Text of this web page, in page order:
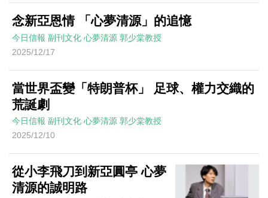
念新亞恩情 「心夢清源」的追憶
今日信報 副刊文化 心夢清源 郭少棠教授
2025/12/17
當世界盃變「特朗普杯」 足球、權力交織的
荒誕劇
今日信報 副刊文化 心夢清源 郭少棠教授
2025/12/10
從小李飛刀到新亞圓亭 心夢
清源的誠明路